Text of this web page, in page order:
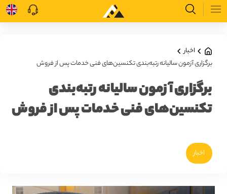
اخبار
برگزاری آزمون سالیانه رتبه‌بندی تکنسین‌های فنی خدمات پس از فروش
برگزاری آزمون سالیانه رتبه‌بندی
تکنسین‌های فنی خدمات پس از فروش
اخبار